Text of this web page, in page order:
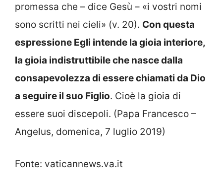
promessa che – dice Gesù – «i vostri nomi
sono scritti nei cieli» (v. 20). Con questa
espressione Egli intende la gioia interiore,
la gioia indistruttibile che nasce dalla
consapevolezza di essere chiamati da Dio
a seguire il suo Figlio. Cioè la gioia di
essere suoi discepoli. (Papa Francesco –
Angelus, domenica, 7 luglio 2019)
Fonte: vaticannews.va.it